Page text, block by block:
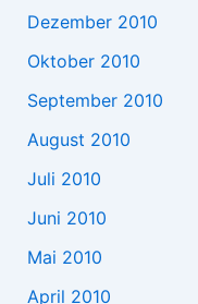
Dezember 2010
Oktober 2010
September 2010
August 2010
Juli 2010
Juni 2010
Mai 2010
April 2010